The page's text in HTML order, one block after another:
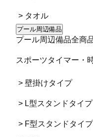
> タオル
プール周辺備品
プール周辺備品全商
スポーツタイマー・
> 壁掛けタイプ
> L型スタンドタイプ
> F型スタンドタイプ